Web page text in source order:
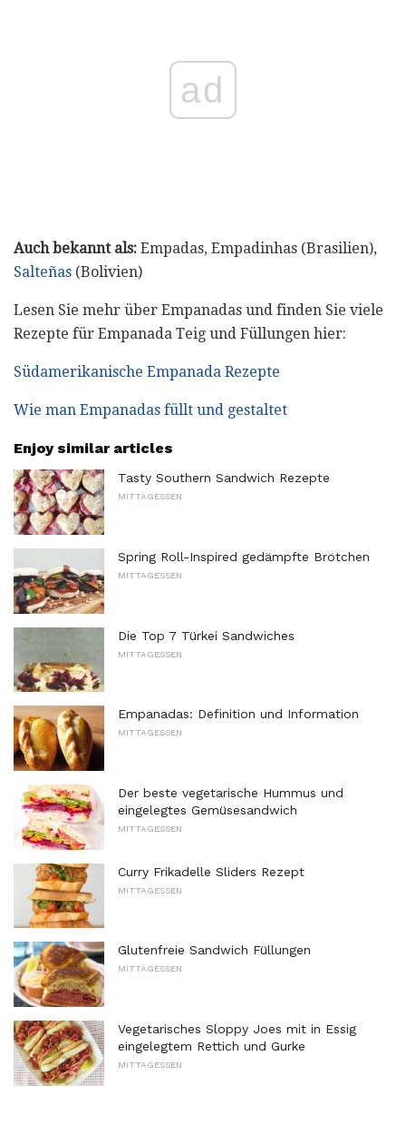
ad
Auch bekannt als: Empadas, Empadinhas (Brasilien),
Salteñas (Bolivien)
Lesen Sie mehr über Empanadas und finden Sie viele
Rezepte für Empanada Teig und Füllungen hier:
Südamerikanische Empanada Rezepte
Wie man Empanadas füllt und gestaltet
Enjoy similar articles
Tasty Southern Sandwich Rezepte
MITTAGESSEN
Spring Roll-Inspired gedämpfte Brötchen
MITTAGESSEN
Die Top 7 Türkei Sandwiches
MITTAGESSEN
Empanadas: Definition und Information
MITTAGESSEN
Der beste vegetarische Hummus und
eingelegtes Gemüsesandwich
MITTAGESSEN
Curry Frikadelle Sliders Rezept
MITTAGESSEN
Glutenfreie Sandwich Füllungen
MITTAGESSEN
Vegetarisches Sloppy Joes mit in Essig
eingelegtem Rettich und Gurke
MITTAGESSEN